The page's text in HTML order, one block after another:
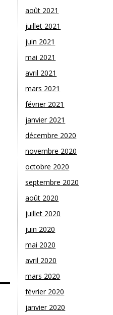
août 2021
juillet 2021
juin 2021
mai 2021
avril 2021
mars 2021
février 2021
janvier 2021
décembre 2020
novembre 2020
octobre 2020
septembre 2020
août 2020
juillet 2020
juin 2020
mai 2020
avril 2020
mars 2020
février 2020
janvier 2020